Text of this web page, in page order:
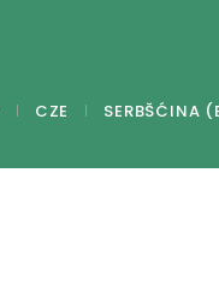
CZE SERBŠĆINA